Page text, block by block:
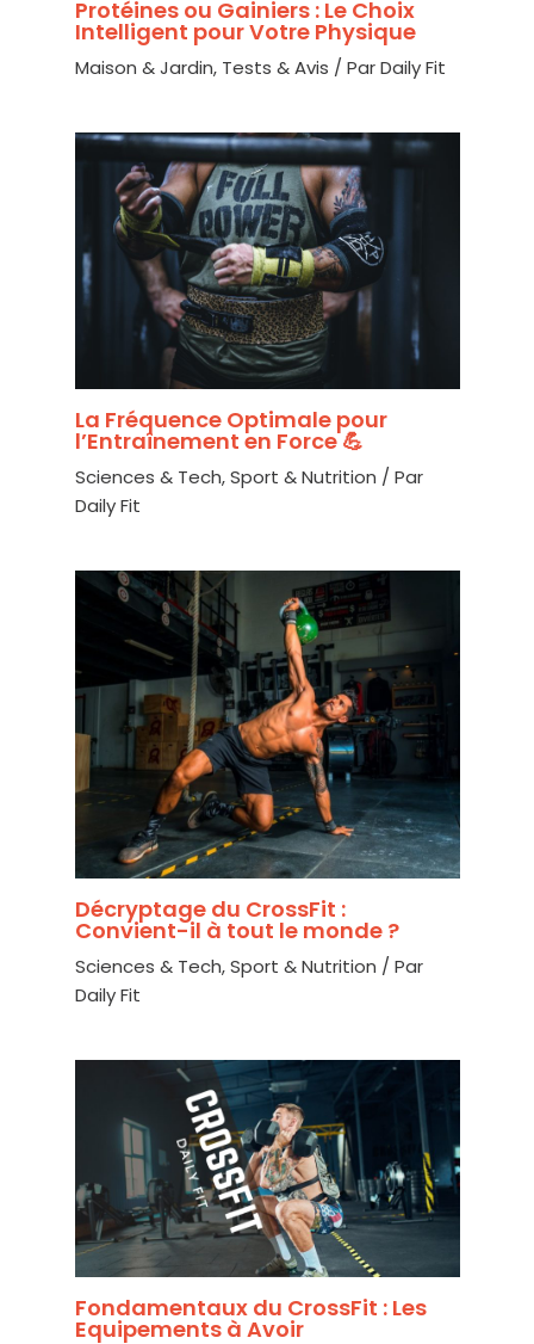
Protéines ou Gainiers : Le Choix
Intelligent pour Votre Physique
Maison & Jardin, Tests & Avis / ParDaily Fit
La Fréquence Optimale pour
l’Entraînement en Force 💪
Sciences & Tech,Sport & Nutrition / Par
Daily Fit
Décryptage du CrossFit :
Convient-il à tout le monde ?
Sciences & Tech,Sport & Nutrition / Par
Daily Fit
Fondamentaux du CrossFit : Les
Equipements à Avoir